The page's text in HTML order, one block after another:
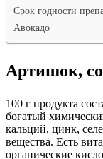
Срок годности
Авокадо
Артишок,
100 г продукта
богатый
кальций, цинк,
вещества. Есть
органические